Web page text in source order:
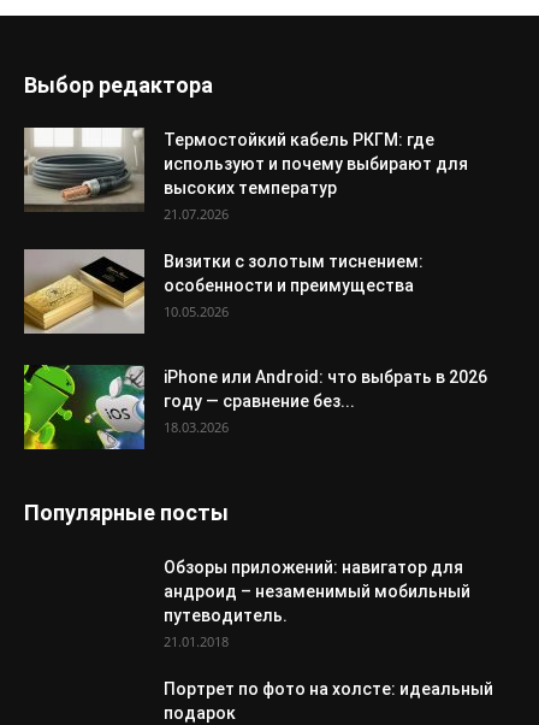
Выбор редактора
Термостойкий кабель РКГМ: где
используют и почему выбирают для
высоких температур
21.07.2026
Визитки с золотым тиснением:
особенности и преимущества
10.05.2026
iPhone или Android: что выбрать в 2026
году — сравнение без...
18.03.2026
Популярные посты
Обзоры приложений: навигатор для
андроид – незаменимый мобильный
путеводитель.
21.01.2018
Портрет по фото на холсте: идеальный
подарок